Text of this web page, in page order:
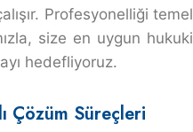
Profesyonelliği temel
size en uygun hukuki
hedefliyoruz.
Çözüm Süreçleri